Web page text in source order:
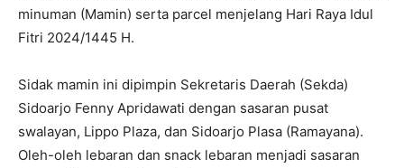
minuman (Mamin) serta parcel menjelang Hari Raya Idul
Fitri 2024/1445 H.
Sidak mamin ini dipimpin Sekretaris Daerah (Sekda)
Sidoarjo Fenny Apridawati dengan sasaran pusat
swalayan, Lippo Plaza, dan Sidoarjo Plasa (Ramayana).
Oleh-oleh lebaran dan snack lebaran menjadi sasaran